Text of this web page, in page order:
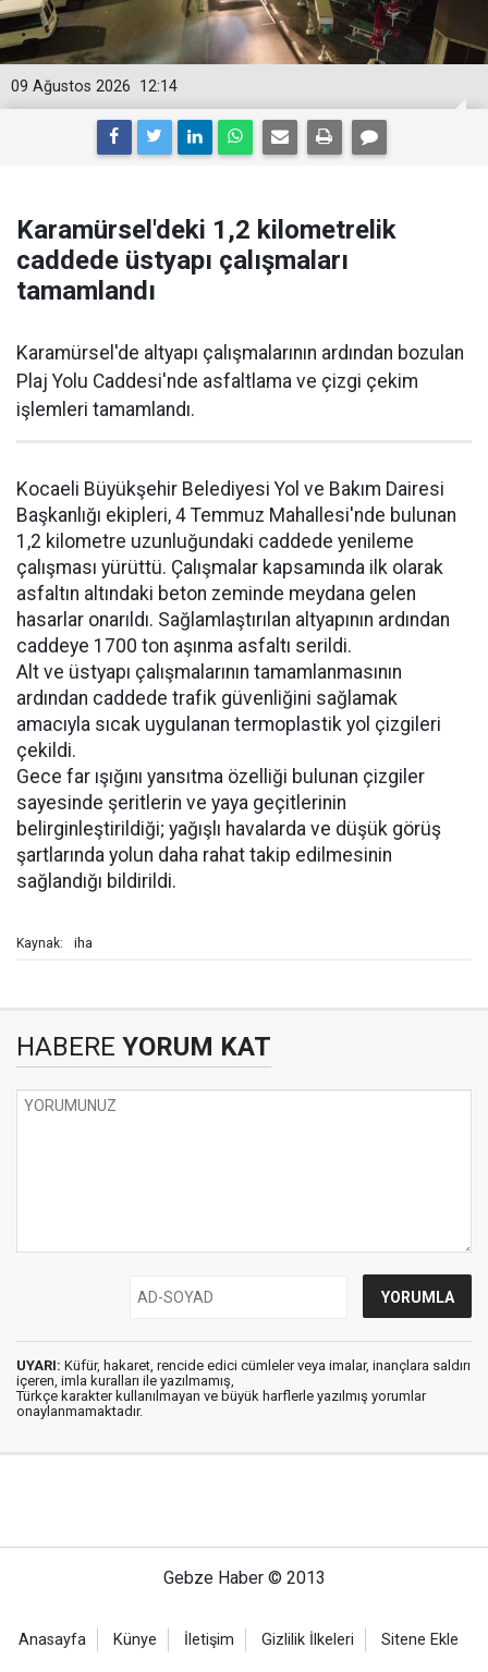
12:14
09 Ağustos 2026
Karamürsel'deki 1,2 kilometrelik
caddede üstyapı çalışmaları
tamamlandı
Karamürsel'de altyapı çalışmalarının ardından bozulan
Plaj Yolu Caddesi'nde asfaltlama ve çizgi çekim
işlemleri tamamlandı.
Kocaeli Büyükşehir Belediyesi Yol ve Bakım Dairesi
Başkanlığı ekipleri, 4 Temmuz Mahallesi'nde bulunan
1,2 kilometre uzunluğundaki caddede yenileme
çalışması yürüttü. Çalışmalar kapsamında ilk olarak
asfaltın altındaki beton zeminde meydana gelen
hasarlar onarıldı. Sağlamlaştırılan altyapının ardından
caddeye 1700 ton aşınma asfaltı serildi.
Alt ve üstyapı çalışmalarının tamamlanmasının
ardından caddede trafik güvenliğini sağlamak
amacıyla sıcak uygulanan termoplastik yol çizgileri
çekildi.
Gece far ışığını yansıtma özelliği bulunan çizgiler
sayesinde şeritlerin ve yaya geçitlerinin
belirginleştirildiği; yağışlı havalarda ve düşük görüş
şartlarında yolun daha rahat takip edilmesinin
sağlandığı bildirildi.
Kaynak: iha
HABERE YORUM KAT
UYARI: Küfür, hakaret, rencide edici cümleler veya imalar, inançlara saldırı
içeren, imla kuralları ile yazılmamış,
Türkçe karakter kullanılmayan ve büyük harflerle yazılmış yorumlar
onaylanmamaktadır.
Gebze Haber © 2013
Anasayfa Künye İletişim Gizlilik İlkeleri Sitene Ekle